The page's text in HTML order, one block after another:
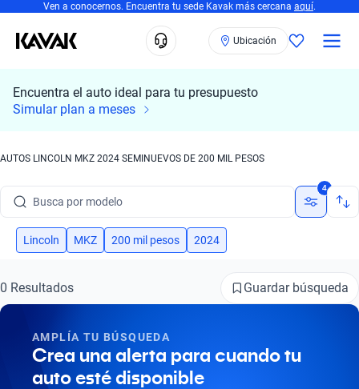
Ven a conocernos. Encuentra tu sede Kavak más cercana aquí.
Ubicación
Encuentra el auto ideal para tu presupuesto
Simular plan a meses
AUTOS LINCOLN MKZ 2024 SEMINUEVOS DE 200 MIL PESOS
Busca por modelo
Busca por versión
Busca por marca
Busca por modelo
Busca por versión
4
Lincoln MKZ 200 mil pesos 2024
0 Resultados Guardar búsqueda
AMPLÍA TU BÚSQUEDA
Crea una alerta para cuando tu
auto esté disponible